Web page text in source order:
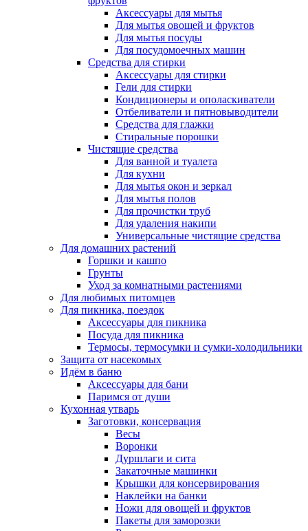
Аксессуары для мытья
Для мытья овощей и фруктов
Для мытья посуды
Для посудомоечных машин
Средства для стирки
Аксессуары для стирки
Гели для стирки
Кондиционеры и ополаскиватели
Отбеливатели и пятновыводители
Средства для глажки
Стиральные порошки
Чистящие средства
Для ванной и туалета
Для кухни
Для мытья окон и зеркал
Для мытья полов
Для прочистки труб
Для удаления накипи
Универсальные чистящие средства
Для домашних растений
Горшки и кашпо
Грунты
Уход за комнатными растениями
Для любимых питомцев
Для пикника, поездок
Аксессуары для пикника
Посуда для пикника
Термосы, термосумки и сумки-холодильники
Защита от насекомых
Идём в баню
Аксессуары для бани
Паримся от души
Кухонная утварь
Заготовки, консервация
Весы
Воронки
Дуршлаги и сита
Закаточные машинки
Крышки для консервирования
Наклейки на банки
Ножи для овощей и фруктов
Пакеты для заморозки